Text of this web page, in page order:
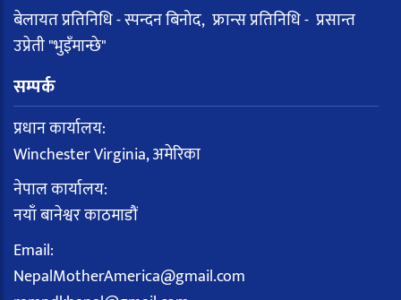
बेलायत प्रतिनिधि - स्पन्दन बिनोद, फ्रान्स प्रतिनिधि - प्रसान्त
उप्रेती "भुइँमान्छे"
सम्पर्क
प्रधान कार्यालय:
Winchester Virginia, अमेरिका
नेपाल कार्यालय:
नयाँ बानेश्वर काठमाडौं
Email:
NepalMotherAmerica@gmail.com